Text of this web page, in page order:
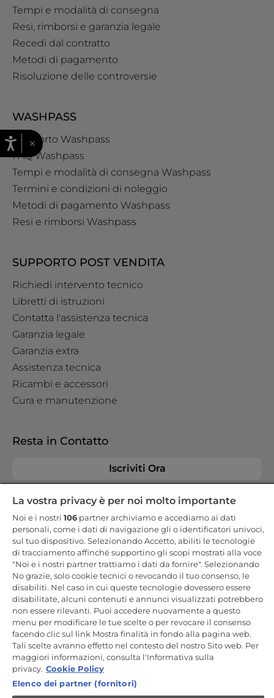
Tempi e modalità di consegna
Resi, rimborsi e garanzia legale
Recedi dal contratto
Metodi di pagamento
Risoluzione delle controversie
WASHPASS
Supporto Washpass
FAQ Washpass
Tempi e modalità di consegna Washpass
Termini e condizioni di noleggio
Metodi di pagamento Washpass
Resi e rimborsi Washpass
SUPPORTO POST VENDITA
Richiedi intervento tecnico
Libretti di istruzioni
Contatta l'assistenza tecnica
Garanzia legale
Garanzia extra
Assistenza tecnica
Ricambi e accessori
Cura e manutenzione
Resta in Contatto
Iscriviti Ora
CANDY HOOVER GROUP S.r.I. - a Socio Unico - SEDE LEGALE: Via
Comolli, 57 - 20861 Brugherio (MB) - Italia - SEDI AMMINISTRATIVE:
Via Privata Eden Fumagalli snc - 20861 Brugherio (MB) e Via Trento
n. 20/A-22 - 20871 Vimercate (MB) - Italia - Tel.: +39.039.2086.1 - Fax:
+39.039.2086.237 - Capitale sociale € 35.000.000,00 i.v. - Cod.
Fiscale e n. iscr. al Registro Imprese di Milano-Monza-Brianza-Lodi
04666310158 - P. IVA 00786860965 - Numero REA: MB-1033934 -
Autorizzazione IT AEOF 211870 - Società soggetta ad attività di
direzione e coordinamento di Candy S.p.A. - Casella PEC:
candyhoovergroupsrl@legalmail.it
IT / Italiano
×
La vostra privacy è per noi molto importante
Noi e i nostri 106 partner archiviamo e accediamo ai dati
personali, come i dati di navigazione gli o identificatori univoci,
sul tuo dispositivo. Selezionando Accetto, abiliti le tecnologie
di tracciamento affinché supportino gli scopi mostrati alla voce
"Noi e i nostri partner trattiamo i dati da fornire". Selezionando
No grazie, solo cookie tecnici o revocando il tuo consenso, le
disabiliti. Nel caso in cui queste tecnologie dovessero essere
disabilitate, alcuni contenuti e annunci visualizzati potrebbero
non essere rilevanti. Puoi accedere nuovamente a questo
menu per modificare le tue scelte o per revocare il consenso
facendo clic sul link Mostra finalità in fondo alla pagina web.
Tali scelte avranno effetto nel contesto del nostro Sito web. Per
maggiori informazioni, consulta l'Informativa sulla
privacy. Cookie Policy
Elenco dei partner (fornitori)